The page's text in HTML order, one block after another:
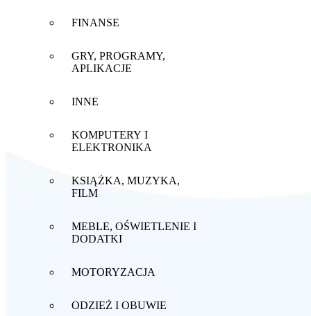
FINANSE
GRY, PROGRAMY,
APLIKACJE
INNE
KOMPUTERY I
ELEKTRONIKA
KSIĄŻKA, MUZYKA,
FILM
MEBLE, OŚWIETLENIE I
DODATKI
MOTORYZACJA
ODZIEŻ I OBUWIE